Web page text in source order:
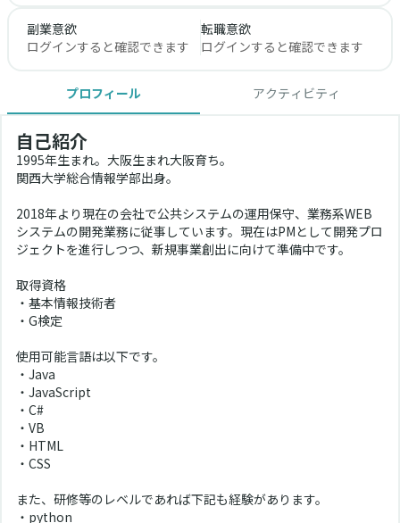
副業意欲
ログインすると確認できます
転職意欲
ログインすると確認できます
プロフィール アクティビティ
自己紹介
1995年生まれ。大阪生まれ大阪育ち。
関西大学総合情報学部出身。
2018年より現在の会社で公共システムの運用保守、業務系WEB
システムの開発業務に従事しています。現在はPMとして開発プロ
ジェクトを進行しつつ、新規事業創出に向けて準備中です。
取得資格
・基本情報技術者
・G検定
使用可能言語は以下です。
・Java
・JavaScript
・C#
・VB
・HTML
・CSS
また、研修等のレベルであれば下記も経験があります。
・python